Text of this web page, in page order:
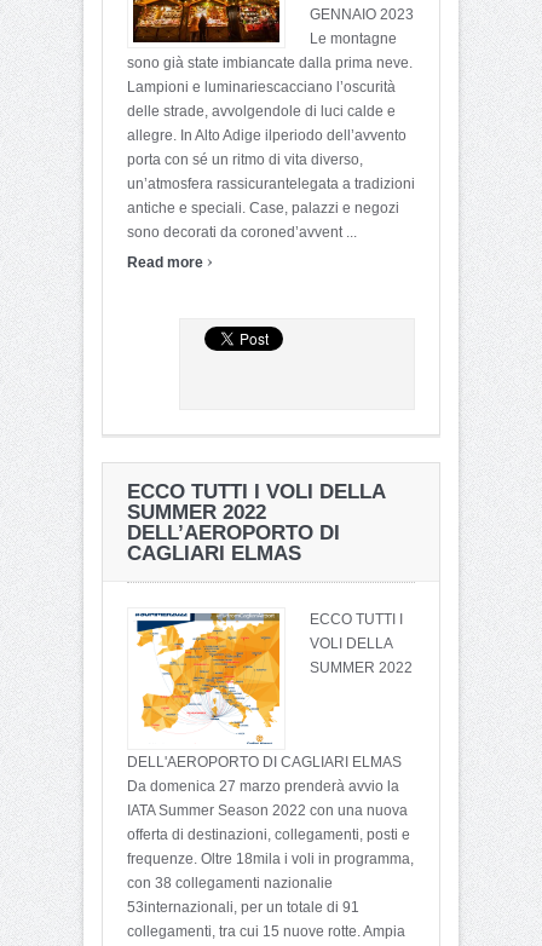
GENNAIO 2023
Le montagne
sono già state imbiancate dalla prima neve.
Lampioni e luminariescacciano l’oscurità
delle strade, avvolgendole di luci calde e
allegre. In Alto Adige ilperiodo dell’avvento
porta con sé un ritmo di vita diverso,
un’atmosfera rassicurantelegata a tradizioni
antiche e speciali. Case, palazzi e negozi
sono decorati da coroned’avvent ...
Read more ›
ECCO TUTTI I VOLI DELLA
SUMMER 2022
DELL’AEROPORTO DI
CAGLIARI ELMAS
ECCO TUTTI I
VOLI DELLA
SUMMER 2022
DELL'AEROPORTO DI CAGLIARI ELMAS
Da domenica 27 marzo prenderà avvio la
IATA Summer Season 2022 con una nuova
offerta di destinazioni, collegamenti, posti e
frequenze. Oltre 18mila i voli in programma,
con 38 collegamenti nazionalie
53internazionali, per un totale di 91
collegamenti, tra cui 15 nuove rotte. Ampia